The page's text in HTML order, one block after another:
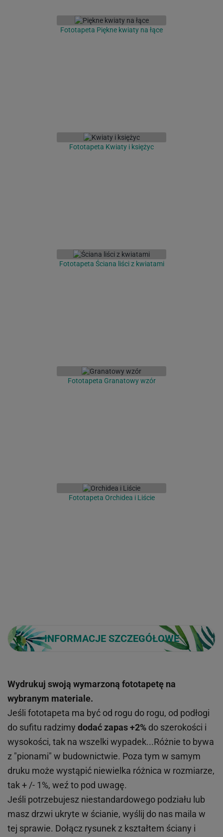
Fototapeta Piękne kwiaty na łące
Fototapeta Kwiaty i księżyc
Fototapeta Ściana liści z kwiatami
Fototapeta Granatowy wzór
Fototapeta Orchidea i Liście
INFORMACJE SZCZEGÓŁOWE
Wydrukuj swoją wymarzoną fototapetę na
wybranym materiale.
Jeśli fototapeta ma być od rogu do rogu, od podłogi
do sufitu radzimy dodać zapas +2% do szerokości i
wysokości, tak na wszelki wypadek...Różnie to bywa
z "pionami" w budownictwie. Poza tym w samym
druku może wystąpić niewielka różnica w rozmiarze,
tak + /- 1%, weź to pod uwagę.
Jeśli potrzebujesz niestandardowego podziału lub
masz drzwi ukryte w ścianie, wyślij do nas maila w
tej sprawie. Dołącz rysunek z kształtem ściany i